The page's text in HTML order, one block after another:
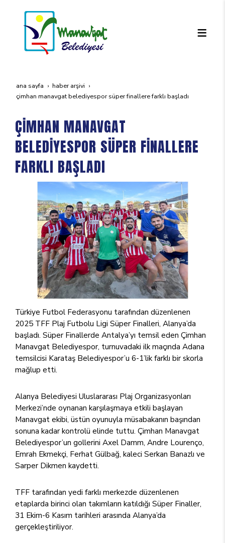
ana sayfa
haber arşivi
çi̇mhan manavgat beledi̇yespor süper fi̇nallere farkli başladi
ÇİMHAN MANAVGAT
BELEDİYESPOR SÜPER FİNALLERE
FARKLI BAŞLADI
Türkiye Futbol Federasyonu tarafından düzenlenen
2025 TFF Plaj Futbolu Ligi Süper Finalleri, Alanya’da
başladı. Süper Finallerde Antalya’yı temsil eden Çimhan
Manavgat Belediyespor, turnuvadaki ilk maçında Adana
temsilcisi Karataş Belediyespor’u 6-1’lik farklı bir skorla
mağlup etti.
Alanya Belediyesi Uluslararası Plaj Organizasyonları
Merkezi’nde oynanan karşılaşmaya etkili başlayan
Manavgat ekibi, üstün oyunuyla müsabakanın başından
sonuna kadar kontrolü elinde tuttu. Çimhan Manavgat
Belediyespor’un gollerini Axel Damm, Andre Lourenço,
Emrah Ekmekçi, Ferhat Gülbağ, kaleci Serkan Banazlı ve
Sarper Dikmen kaydetti.
TFF tarafından yedi farklı merkezde düzenlenen
etaplarda birinci olan takımların katıldığı Süper Finaller,
31 Ekim-6 Kasım tarihleri arasında Alanya’da
gerçekleştiriliyor.